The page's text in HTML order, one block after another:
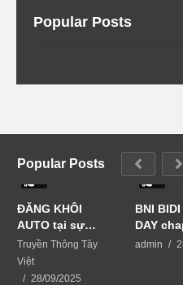
Popular Posts
Popular Posts
ĐĂNG KHÔI
AUTO tại sự
kiện Business
Matching-kết
nối vươn xa
Truyền Thông Tây
Việt
28/09/2025
BNI
DAY
phối
admin